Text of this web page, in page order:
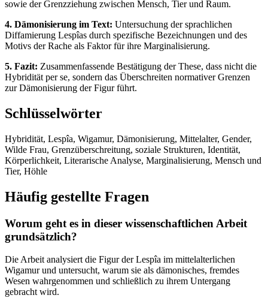
sowie der Grenzziehung zwischen Mensch, Tier und Raum.
4. Dämonisierung im Text: Untersuchung der sprachlichen
Diffamierung Lespîas durch spezifische Bezeichnungen und des
Motivs der Rache als Faktor für ihre Marginalisierung.
5. Fazit: Zusammenfassende Bestätigung der These, dass nicht die
Hybridität per se, sondern das Überschreiten normativer Grenzen
zur Dämonisierung der Figur führt.
Schlüsselwörter
Hybridität, Lespîa, Wigamur, Dämonisierung, Mittelalter, Gender,
Wilde Frau, Grenzüberschreitung, soziale Strukturen, Identität,
Körperlichkeit, Literarische Analyse, Marginalisierung, Mensch und
Tier, Höhle
Häufig gestellte Fragen
Worum geht es in dieser wissenschaftlichen Arbeit
grundsätzlich?
Die Arbeit analysiert die Figur der Lespîa im mittelalterlichen
Wigamur und untersucht, warum sie als dämonisches, fremdes
Wesen wahrgenommen und schließlich zu ihrem Untergang
gebracht wird.